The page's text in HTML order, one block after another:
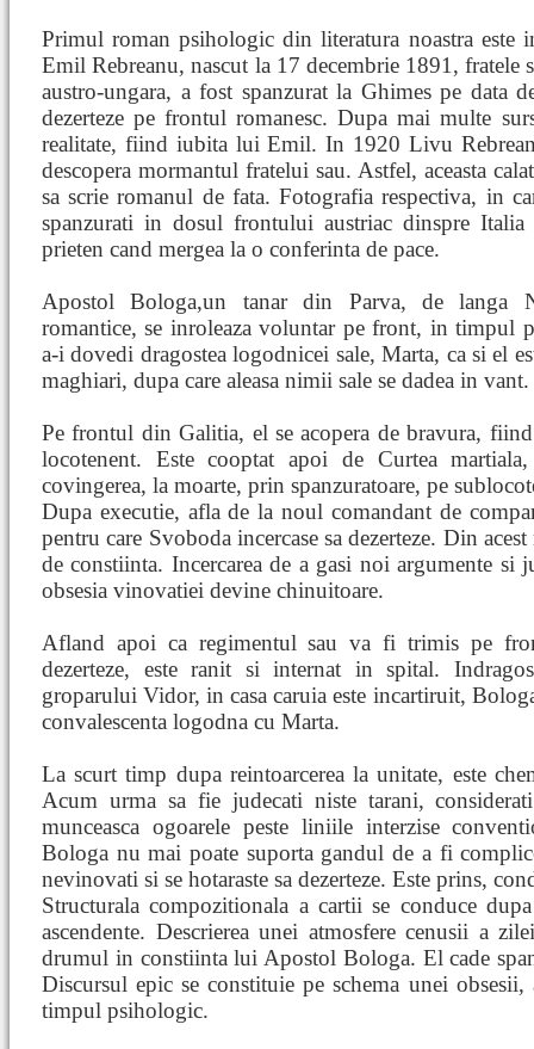
Primul roman psihologic din literatura noastra este
Emil Rebreanu, nascut la 17 decembrie 1891,
austro-ungara, a fost spanzurat la Ghimes pe data
dezerteze pe frontul romanesc. Dupa mai multe
realitate, fiind iubita lui Emil. In 1920 Livu
descopera mormantul fratelui sau. Astfel, aceasta
sa scrie romanul de fata. Fotografia respectiva, in
spanzurati in dosul frontului austriac dinspre
prieten cand mergea la o conferinta de pace.
Apostol Bologa,un tanar din Parva, de langa
romantice, se inroleaza voluntar pe front, in timpul
a-i dovedi dragostea logodnicei sale, Marta, ca si el
maghiari, dupa care aleasa nimii sale se dadea in vant.
Pe frontul din Galitia, el se acopera de bravura,
locotenent. Este cooptat apoi de Curtea
covingerea, la moarte, prin spanzuratoare, pe
Dupa executie, afla de la noul comandant de
pentru care Svoboda incercase sa dezerteze. Din
de constiinta. Incercarea de a gasi noi argumente si
obsesia vinovatiei devine chinuitoare.
Afland apoi ca regimentul sau va fi trimis pe
dezerteze, este ranit si internat in spital.
groparului Vidor, in casa caruia este incartiruit,
convalescenta logodna cu Marta.
La scurt timp dupa reintoarcerea la unitate, este
Acum urma sa fie judecati niste tarani,
munceasca ogoarele peste liniile interzise
Bologa nu mai poate suporta gandul de a fi
nevinovati si se hotaraste sa dezerteze. Este prins,
Structurala compozitionala a cartii se conduce
ascendente. Descrierea unei atmosfere cenusii a
drumul in constiinta lui Apostol Bologa. El cade
Discursul epic se constituie pe schema unei
timpul psihologic.